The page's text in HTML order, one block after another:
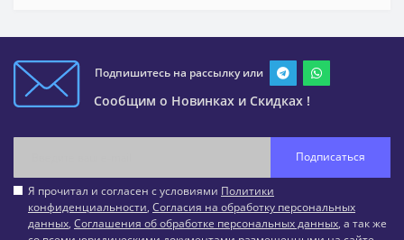
Подпишитесь на рассылку или
Сообщим о Новинках и Скидках !
Подписаться
Я прочитал и согласен с условиями Политики
конфиденциальности, Согласия на обработку персональных
данных, Соглашения об обработке персональных данных, а так же